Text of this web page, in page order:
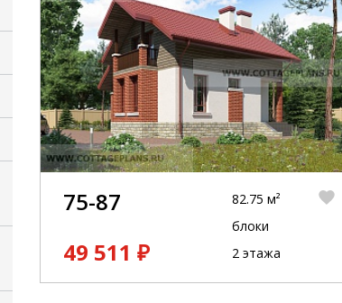
75-87
49 511 ₽
82.75 м²
блоки
2 этажа